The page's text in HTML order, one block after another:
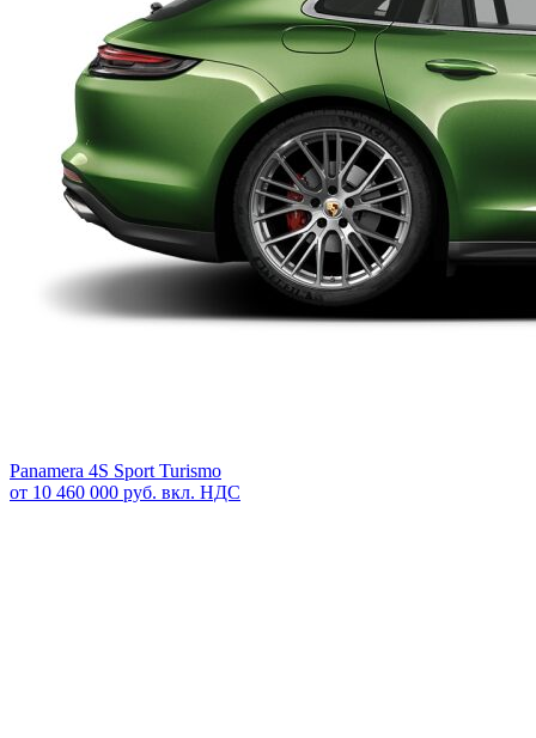
Panamera 4S Sport Turismo
от 10 460 000 руб. вкл. НДС